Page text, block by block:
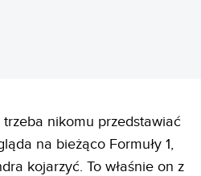
nikomu przedstawiać
na bieżąco Formuły 1,
kojarzyć. To właśnie on z